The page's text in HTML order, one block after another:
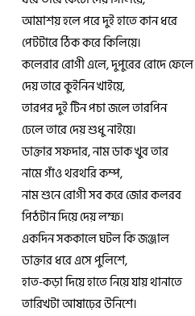
আমাশয় হলে পরে দুই হাতে কান ধরে
পেটটারে ঠিক করে কিলিয়ে।
কলেরার রোগী এলে, দুপুরের রোদে ফেলে
দেয় তারে কুইনিন খাইয়ে,
তারপর দুই টিন পচা জলে তারপিন
ঢেলে তারে দেয় শুধু নাইয়ে।
ডাক্তার সফদার, নাম ডাক খুব তার
নামে গাঁও থরথরি কম্প,
নাম শুনে রোগী সব করে জোর কলরব
পিঠটান দিয়ে দেয় লম্ফ।
একদিন সককালে ঘটল কি জঞ্জাল
ডাক্তার ধরে এসে পুলিশে,
হাত-কড়া দিয়ে হাতে নিয়ে যায় থানাতে
তারিখটা আষাঢ়ের উনিশে।